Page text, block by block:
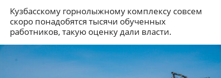
Кузбасскому горнолыжному комплексу совсем
скоро понадобятся тысячи обученных
работников, такую оценку дали власти.